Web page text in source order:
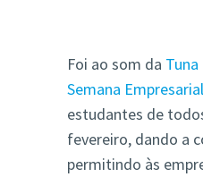
Foi ao som da
Semana
estudantes de
fevereiro, dando a
permitindo às